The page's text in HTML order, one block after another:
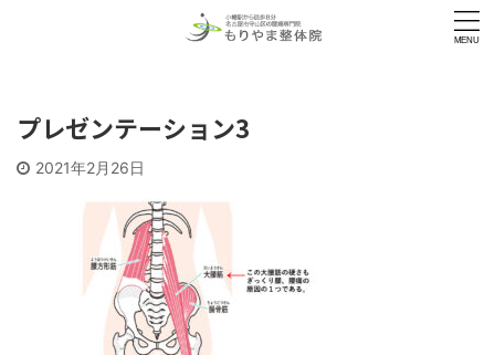
プレゼンテーション3
2021年2月26日